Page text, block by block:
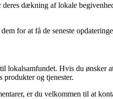
dækning af lokale
for at få de seneste
Hvis du ønsker
produkter og tjenester.
er du velkommen til at